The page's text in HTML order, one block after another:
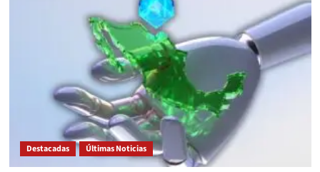
Destacadas Últimas Noticias